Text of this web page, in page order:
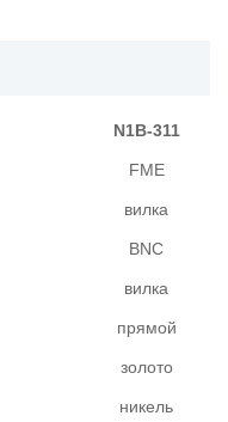
N1B-311
FME
вилка
BNC
вилка
прямой
золото
никель